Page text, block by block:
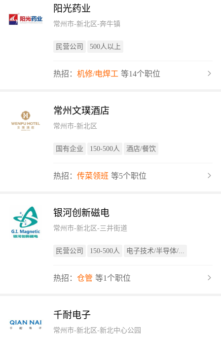
阳光药业
常州市-新北区-奔牛镇
民营公司 500人以上
热招： 机修/电焊工 等14个职位
常州文璞酒店
常州市-新北区
国有企业 150-500人 酒店/餐饮
热招： 传菜领班 等5个职位
银河创新磁电
常州市-新北区-三井街道
民营公司 150-500人 电子技术/半导体/...
热招： 仓管 等1个职位
千耐电子
常州市-新北区-新北中心公园